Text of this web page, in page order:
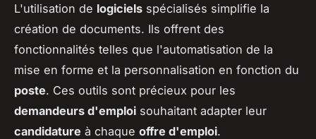
L'utilisation de logiciels spécialisés simplifie la
création de documents. Ils offrent des
fonctionnalités telles que l'automatisation de la
mise en forme et la personnalisation en fonction du
poste. Ces outils sont précieux pour les
demandeurs d'emploi souhaitant adapter leur
candidature à chaque offre d'emploi.